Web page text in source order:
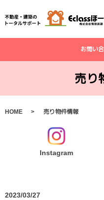
お問い
売り
HOME 売り物件情報
Instagram
2023/03/27